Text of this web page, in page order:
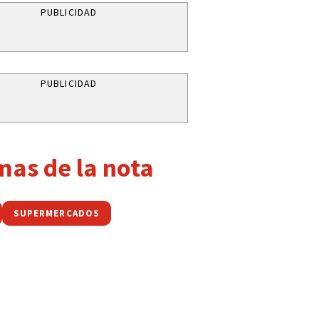
PUBLICIDAD
PUBLICIDAD
de la nota
SUPERMERCADOS